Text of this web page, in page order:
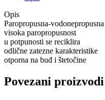
Opis
Paropropusna-
visoka paropropusnost
u potpunosti se reciklira
odlične zatezne karakteristike
otporna na buđ i štetočine
Povezani proizvodi